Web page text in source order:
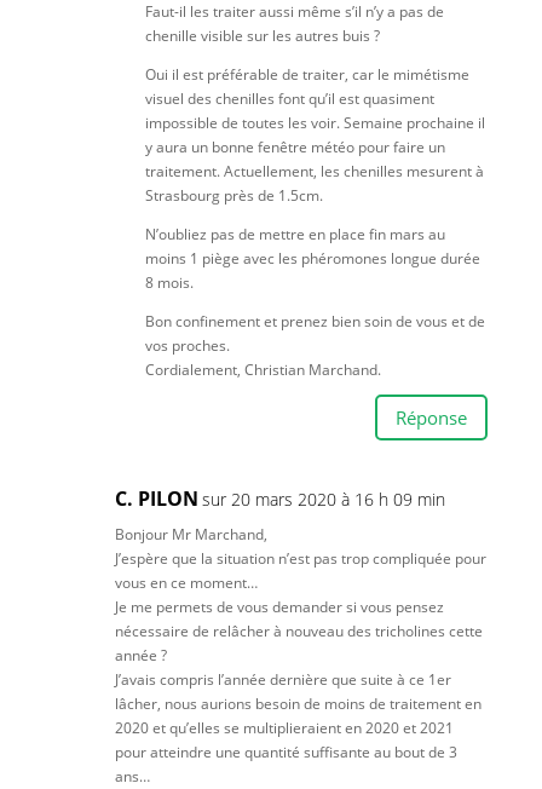
Faut-il les traiter aussi même s’il n’y a pas de
chenille visible sur les autres buis ?
Oui il est préférable de traiter, car le mimétisme
visuel des chenilles font qu’il est quasiment
impossible de toutes les voir. Semaine prochaine il
y aura un bonne fenêtre météo pour faire un
traitement. Actuellement, les chenilles mesurent à
Strasbourg près de 1.5cm.
N’oubliez pas de mettre en place fin mars au
moins 1 piège avec les phéromones longue durée
8 mois.
Bon confinement et prenez bien soin de vous et de
vos proches.
Cordialement, Christian Marchand.
Réponse
C. PILON sur 20 mars 2020 à 16 h 09 min
Bonjour Mr Marchand,
J’espère que la situation n’est pas trop compliquée pour
vous en ce moment…
Je me permets de vous demander si vous pensez
nécessaire de relâcher à nouveau des tricholines cette
année ?
J’avais compris l’année dernière que suite à ce 1er
lâcher, nous aurions besoin de moins de traitement en
2020 et qu’elles se multiplieraient en 2020 et 2021
pour atteindre une quantité suffisante au bout de 3
ans…